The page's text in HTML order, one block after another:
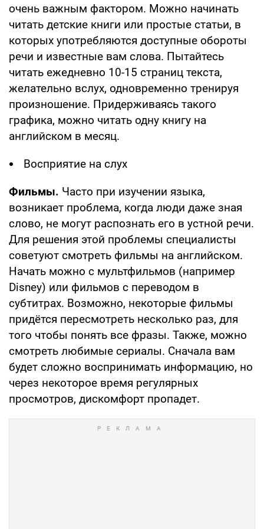
очень важным фактором. Можно начинать
читать детские книги или простые статьи, в
которых употребляются доступные обороты
речи и известные вам слова. Пытайтесь
читать ежедневно 10-15 страниц текста,
желательно вслух, одновременно тренируя
произношение. Придерживаясь такого
графика, можно читать одну книгу на
английском в месяц.
Восприятие на слух
Фильмы. Часто при изучении языка,
возникает проблема, когда люди даже зная
слово, не могут распознать его в устной речи.
Для решения этой проблемы специалисты
советуют смотреть фильмы на английском.
Начать можно с мультфильмов (например
Disney) или фильмов с переводом в
субтитрах. Возможно, некоторые фильмы
придётся пересмотреть несколько раз, для
того чтобы понять все фразы. Также, можно
смотреть любимые сериалы. Сначала вам
будет сложно воспринимать информацию, но
через некоторое время регулярных
просмотров, дискомфорт пропадет.